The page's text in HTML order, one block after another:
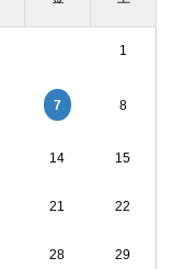
1
7 8
14 15
21 22
28 29